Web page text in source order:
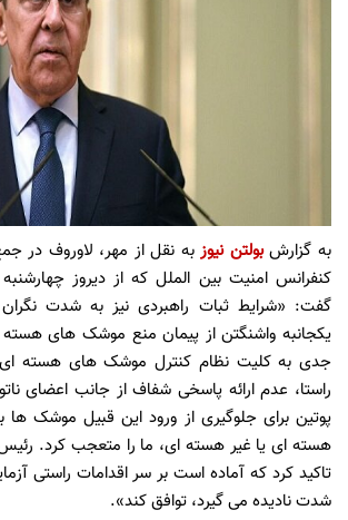
به گزارشبولتن نیوزبه نقل از مهر، لاوروف در
کنفرانس امنیت بین الملل که از دیروز
گفت: «شرایط ثبات راهبردی نیز به شدت
یکجانبه واشنگتن از پیمان منع موشک های
جدی به کلیت نظام کنترل موشک های هسته ای
راستا، عدم ارائه پاسخی شفاف از جانب اعضای
پوتین برای جلوگیری از ورود این قبیل موشک ها
هسته ای یا غیر هسته ای، ما را متعجب کرد.
تاکید کرد که آماده است بر سر اقدامات راستی
شدت نادیده می گیرد، توافق کند».